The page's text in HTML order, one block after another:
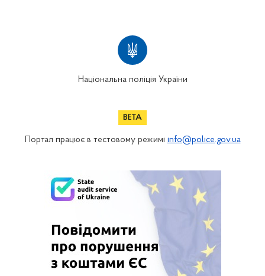
Національна поліція України
Портал працює в тестовому режимі info@police.gov.ua